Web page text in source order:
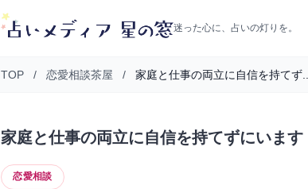
迷った心に、占いの灯りを。
TOP / 恋愛相談茶屋 / 家庭と仕事の両立に自信を持てず...
家庭と仕事の両立に自信を持てずにいます
恋愛相談